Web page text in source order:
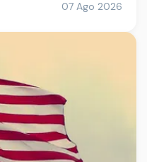
07 Ago 2026